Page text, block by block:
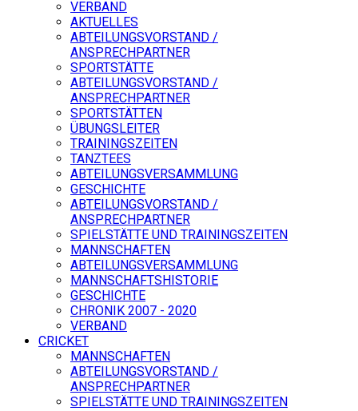
VERBAND
AKTUELLES
ABTEILUNGSVORSTAND /
ANSPRECHPARTNER
SPORTSTÄTTE
ABTEILUNGSVORSTAND /
ANSPRECHPARTNER
SPORTSTÄTTEN
ÜBUNGSLEITER
TRAININGSZEITEN
TANZTEES
ABTEILUNGSVERSAMMLUNG
GESCHICHTE
ABTEILUNGSVORSTAND /
ANSPRECHPARTNER
SPIELSTÄTTE UND TRAININGSZEITEN
MANNSCHAFTEN
ABTEILUNGSVERSAMMLUNG
MANNSCHAFTSHISTORIE
GESCHICHTE
CHRONIK 2007 - 2020
VERBAND
CRICKET
MANNSCHAFTEN
ABTEILUNGSVORSTAND /
ANSPRECHPARTNER
SPIELSTÄTTE UND TRAININGSZEITEN